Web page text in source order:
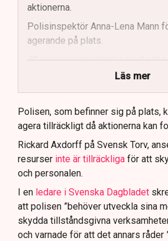
aktionerna.
Polisinspektör Anna-Lena Mann
agerande på plats.
40 personer misstänks med cirka
brottsmisstankar kopplade.
Polisen använder drönare och
för att dokumentera bevis.
Samtidigt är polisarbetet
att navigera juridiska rättigheter
Läs mer
Polisen, som befinner sig på plats,
agera tillräckligt då aktionerna kan
Rickard Axdorff på Svensk Torv,
resurser inte är tillräckliga för att
och personalen.
I en ledare i Svenska Dagbladet
att polisen ”behöver utveckla sina
skydda tillståndsgivna
och varnade för att det annars råder